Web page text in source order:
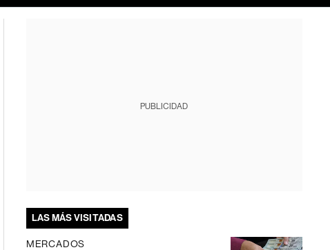
PUBLICIDAD
LAS MÁS VISITADAS
MERCADOS